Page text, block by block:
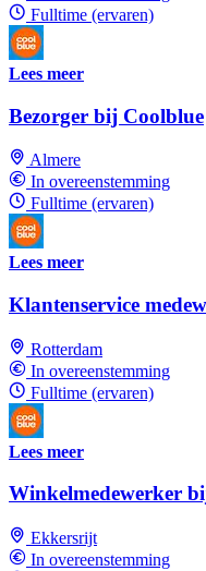
Fulltime (ervaren)
Lees meer
Bezorger bij Coolblue
Almere
In overeenstemming
Fulltime (ervaren)
Lees meer
Klantenservice
Rotterdam
In overeenstemming
Fulltime (ervaren)
Lees meer
Winkelmedewerker
Ekkersrijt
In overeenstemming